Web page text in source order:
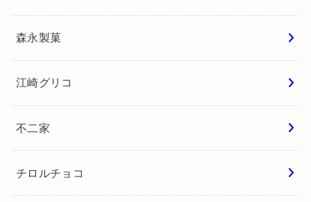
森永製菓
江崎グリコ
不二家
チロルチョコ